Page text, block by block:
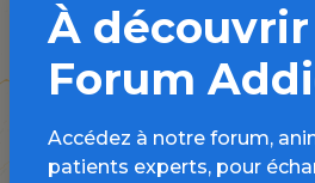
À découvrir
Forum
Accédez à notre forum,
patients experts, pour